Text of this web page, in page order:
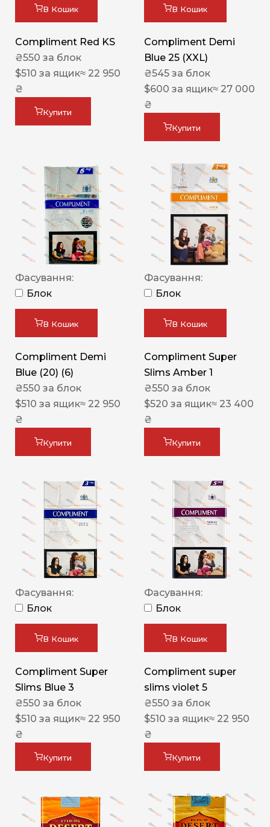
В Кошик
Compliment Red KS
₴550 за блок
$510 за ящик≈ 22 950
₴
Купити
В Кошик
Compliment Demi
Blue 25 (XXL)
₴545 за блок
$600 за ящик≈ 27 000
₴
Купити
Фасування:
Блок
В Кошик
Compliment Demi
Blue (20) (6)
₴550 за блок
$510 за ящик≈ 22 950
₴
Купити
Фасування:
Блок
В Кошик
Compliment Super
Slims Amber 1
₴550 за блок
$520 за ящик≈ 23 400
₴
Купити
Фасування:
Блок
В Кошик
Compliment Super
Slims Blue 3
₴550 за блок
$510 за ящик≈ 22 950
₴
Купити
Фасування:
Блок
В Кошик
Compliment super
slims violet 5
₴550 за блок
$510 за ящик≈ 22 950
₴
Купити